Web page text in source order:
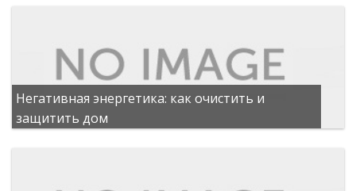
Негативная энергетика: как очистить и
защитить дом